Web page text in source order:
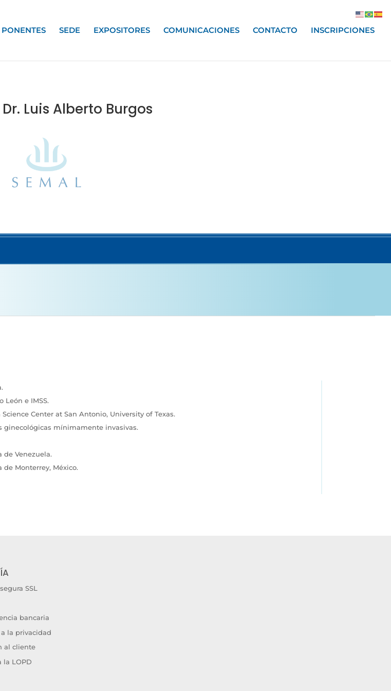
PONENTES SEDE EXPOSITORES COMUNICACIONES CONTACTO INSCRIPCIONES
Dr. Luis Alberto Burgos
e IMSS.
Center at San Antonio, University of Texas.
ginecológicas mínimamente invasivas.
de Venezuela.
Monterrey, México.
SSL
bancaria
a la privacidad
al cliente
la LOPD